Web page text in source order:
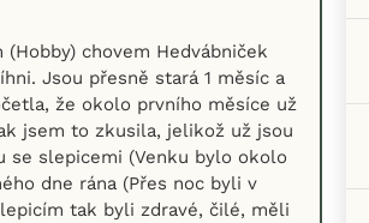
chovem Hedvábniček
Jsou přesně stará 1 měsíc a
že okolo prvního měsíce už
jsem to zkusila, jelikož už jsou
se slepicemi (Venku bylo okolo
dne rána (Přes noc byli v
tak byli zdravé, čilé, měli